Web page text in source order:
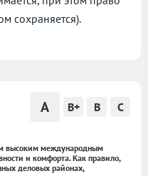
сохраняется).
A B+ B C
высоким международным
и комфорта. Как правило,
деловых районах,